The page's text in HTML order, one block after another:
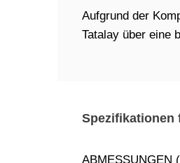
Aufgrund der
Tatalay über eine
Spezifikationen
ABMESSUNGEN